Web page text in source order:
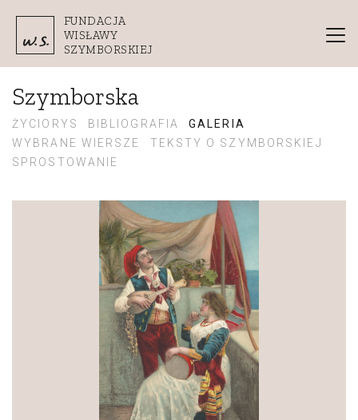
FUNDACJA
WISŁAWY
SZYMBORSKIEJ
Szymborska
ŻYCIORYS BIBLIOGRAFIA
GALERIA
WYBRANE WIERSZE
TEKSTY O SZYMBORSKIEJ
SPROSTOWANIE